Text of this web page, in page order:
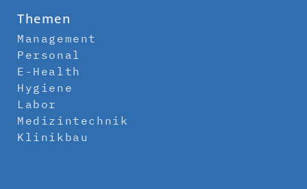
Themen
Management
Personal
E-Health
Hygiene
Labor
Medizintechnik
Klinikbau